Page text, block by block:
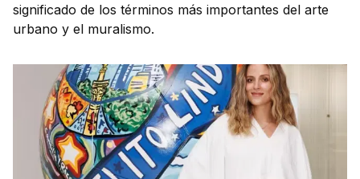
significado de los términos más importantes del arte
urbano y el muralismo.